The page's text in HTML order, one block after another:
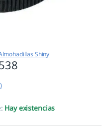
Shiny
Hay existencias